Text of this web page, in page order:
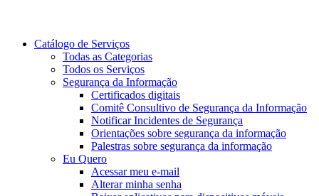
Catálogo de Serviços
Todas as Categorias
Todos os Serviços
Segurança da Informação
Certificados digitais
Comitê Consultivo de Segurança da Informação
Notificar Incidentes de Segurança
Orientações sobre segurança da informação
Palestras sobre segurança da informação
Eu Quero
Acessar meu e-mail
Alterar minha senha